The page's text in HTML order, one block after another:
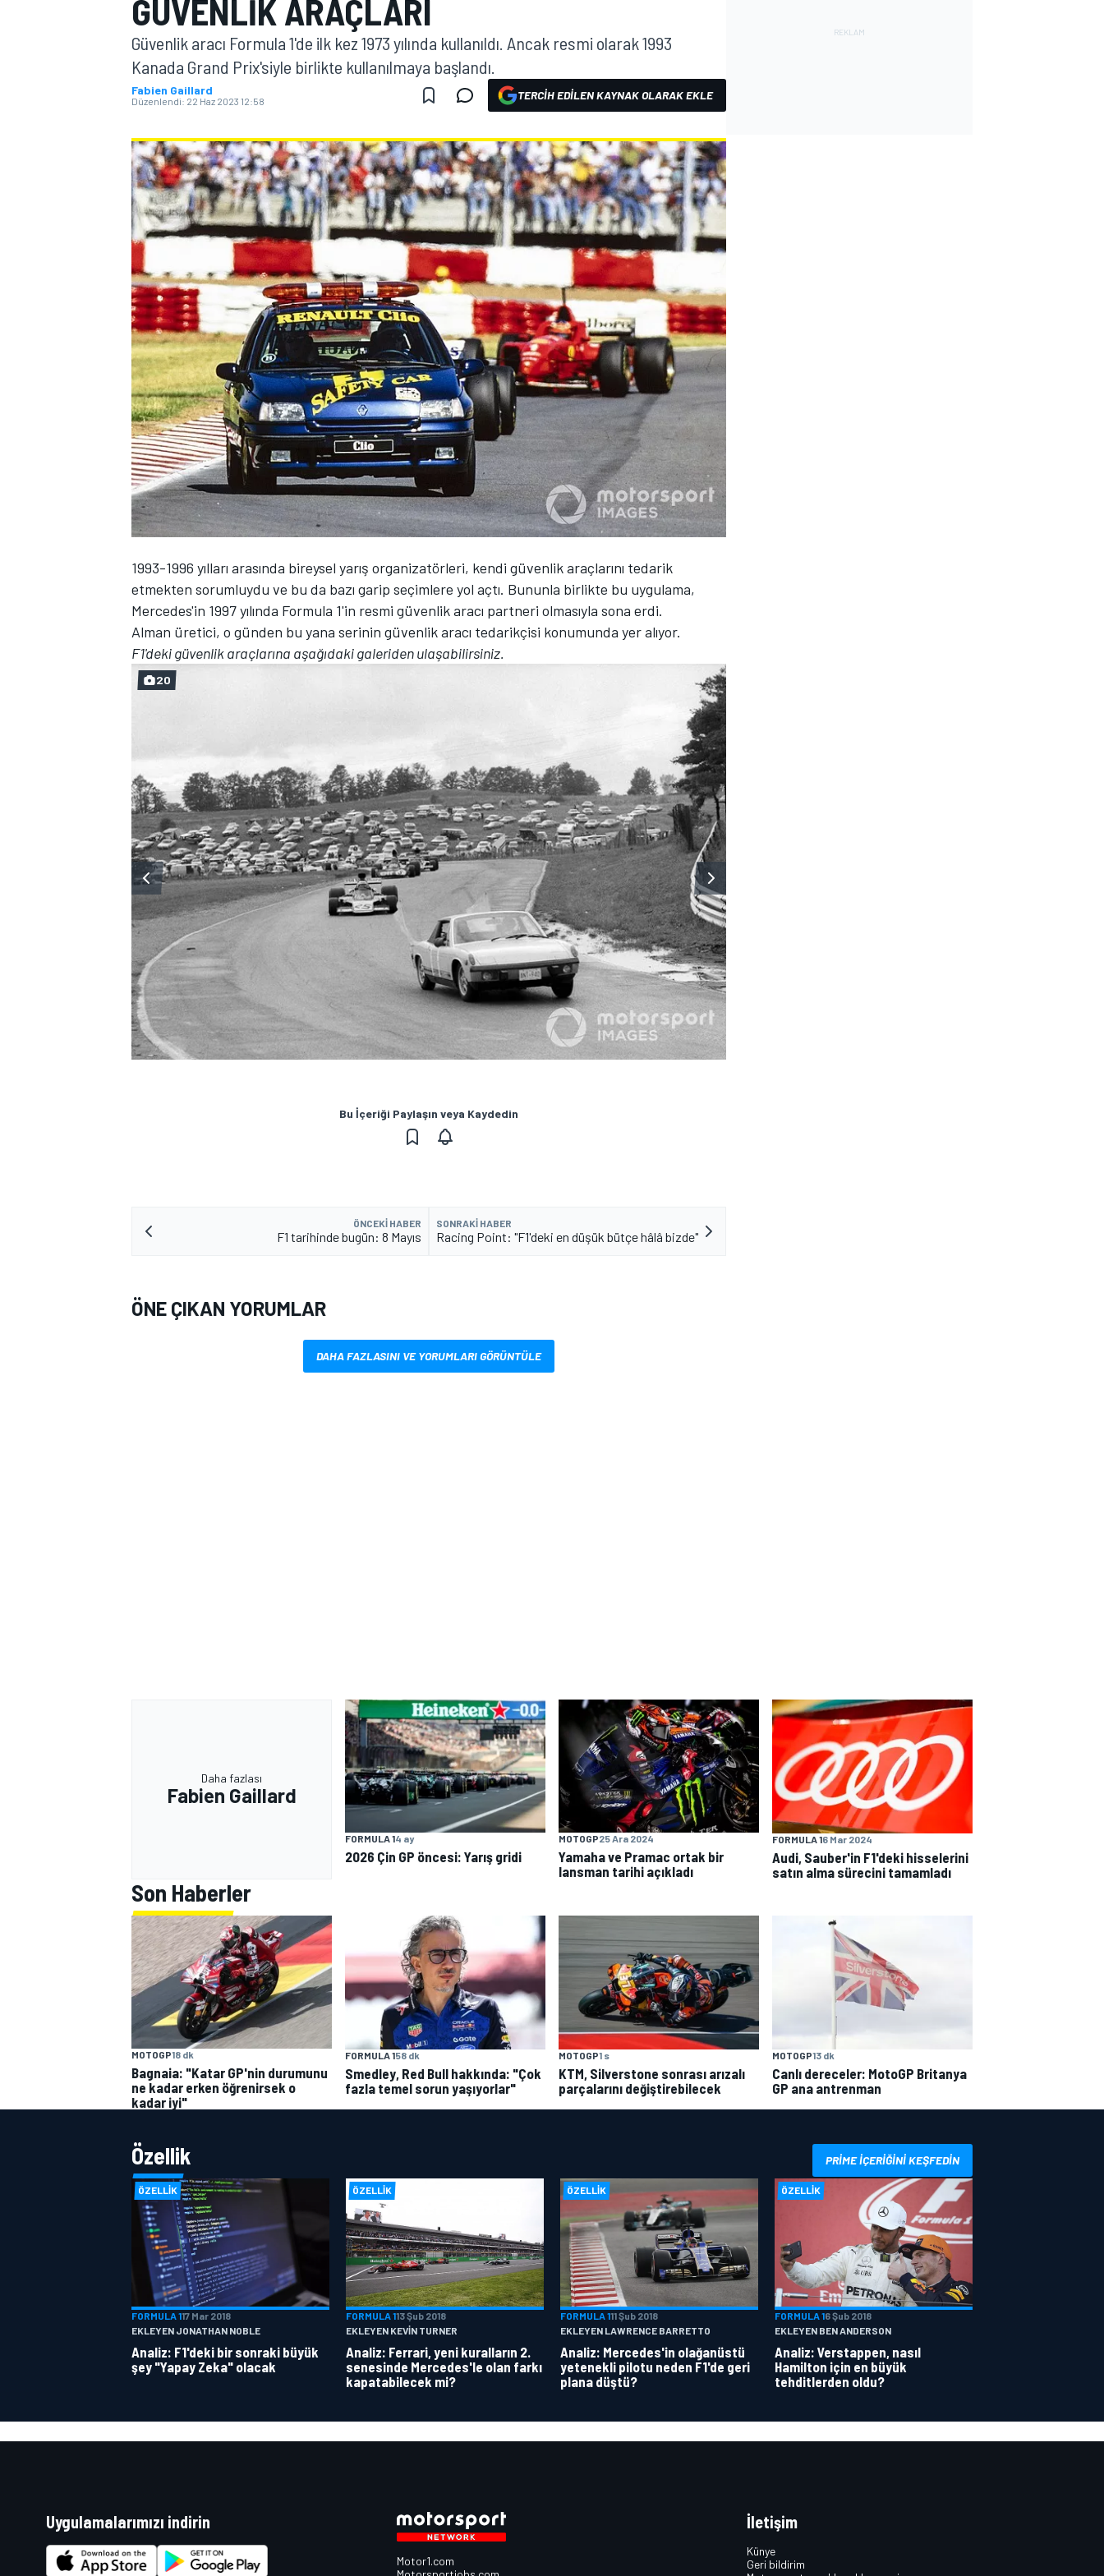
MOTOGP
WORLD SUPERBIKE
WRC
TÜRK SPORCULAR
GÜVENLIK ARAÇLARI
Güvenlik aracı Formula 1'de ilk kez 1973 yılında kullanıldı. Ancak resmi olarak 1993
Kanada Grand Prix'siyle birlikte kullanılmaya başlandı.
Fabien Gaillard
Düzenlendi: 22 Haz 2023 12:58 TERCIH EDILEN KAYNAK OLARAK EKLE
1993-1996 yılları arasında bireysel yarış organizatörleri, kendi güvenlik araçlarını tedarik
etmekten sorumluydu ve bu da bazı garip seçimlere yol açtı. Bununla birlikte bu uygulama,
Mercedes'in 1997 yılında Formula 1'in resmi güvenlik aracı partneri olmasıyla sona erdi.
Alman üretici, o günden bu yana serinin güvenlik aracı tedarikçisi konumunda yer alıyor.
F1'deki güvenlik araçlarına aşağıdaki galeriden ulaşabilirsiniz.
20
Bu İçeriği Paylaşın veya Kaydedin
ÖNCEKI HABER
F1 tarihinde bugün: 8 Mayıs
SONRAKI HABER
Racing Point: "F1'deki en düşük bütçe hâlâ bizde"
ÖNE ÇIKAN YORUMLAR
DAHA FAZLASINI VE YORUMLARI GÖRÜNTÜLE
Daha fazlası
Fabien Gaillard
FORMULA 14 ay
2026 Çin GP öncesi: Yarış gridi
MOTOGP25 Ara 2024
Yamaha ve Pramac ortak bir
lansman tarihi açıkladı
FORMULA 16 Mar 2024
Audi, Sauber'in F1'deki hisselerini
satın alma sürecini tamamladı
Son Haberler
MOTOGP18 dk
Bagnaia: "Katar GP'nin durumunu
ne kadar erken öğrenirsek o
kadar iyi"
FORMULA 158 dk
Smedley, Red Bull hakkında: "Çok
fazla temel sorun yaşıyorlar"
MOTOGP1 s
KTM, Silverstone sonrası arızalı
parçalarını değiştirebilecek
MOTOGP13 dk
Canlı dereceler: MotoGP Britanya
GP ana antrenman
Özellik PRIME IÇERIĞINI KEŞFEDIN
ÖZELLIK
FORMULA 117 Mar 2018
EKLEYEN JONATHAN NOBLE
Analiz: F1'deki bir sonraki büyük
şey "Yapay Zeka" olacak
ÖZELLIK
FORMULA 113 Şub 2018
EKLEYEN KEVIN TURNER
Analiz: Ferrari, yeni kuralların 2.
senesinde Mercedes'le olan farkı
kapatabilecek mi?
ÖZELLIK
FORMULA 111 Şub 2018
EKLEYEN LAWRENCE BARRETTO
Analiz: Mercedes'in olağanüstü
yetenekli pilotu neden F1'de geri
plana düştü?
ÖZELLIK
FORMULA 16 Şub 2018
EKLEYEN BEN ANDERSON
Analiz: Verstappen, nasıl
Hamilton için en büyük
tehditlerden oldu?
Uygulamalarımızı indirin
Motor1.com
İletişim
Künye
Geri bildirim